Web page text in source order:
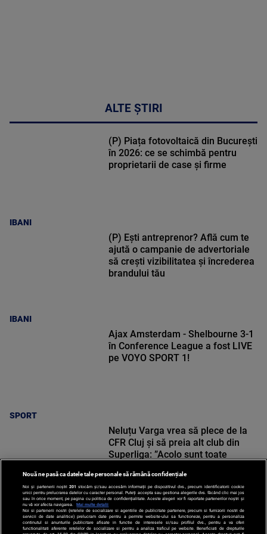
ALTE ȘTIRI
IBANI
(P) Piața fotovoltaică din București
în 2026: ce se schimbă pentru
proprietarii de case și firme
IBANI
(P) Ești antreprenor? Află cum te
ajută o campanie de advertoriale
să crești vizibilitatea și încrederea
brandului tău
SPORT
Ajax Amsterdam - Shelbourne 3-1
în Conference League a fost LIVE
pe VOYO SPORT 1!
SPORT
Neluțu Varga vrea să plece de la
CFR Cluj și să preia alt club din
Superliga: ”Acolo sunt toate
Nouă ne pasă ca datele tale personale să rămână confidențiale
Noi și partenerii noștri 201 stocăm și/sau accesăm informații pe dispozitivul dvs., precum identificatorii cookie
unici pentru prelucrarea datelor cu caracter personal. Puteți accepta sau gestiona alegerile dvs. făcând clic mai jos
sau în orice moment, pe pagina cu politica de confidențialitate. Aceste alegeri vor fi raportate partenerilor noștri și
nu vă vor afecta navigarea.
Mai multe detalii
Noi si partenerii nostri (retelele de socializare si agentiile de publicitate partenere, precum si furnizorii nostri de
servicii de date analitice) prelucram date pentru a permite website-ului sa functioneze, pentru a personaliza
continutul si anunturile publicitare afisate in functie de interesele si/sau profilul dvs., pentru a va oferi
functionalitati aferente retelelor de socializare si pentru a analiza traficul pe website. Beneficiati de drepturile